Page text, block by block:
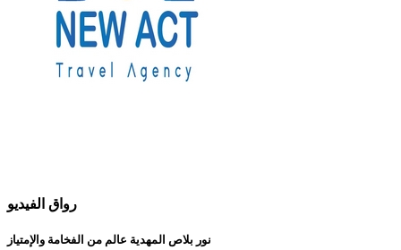
رواق الفيديو
نور بلاص المهدية عالم من الفخامة والإمتياز